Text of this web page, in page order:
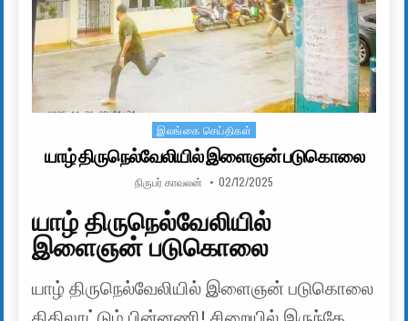
Posted in
இலங்கை செய்திகள்
யாழ் திருநெல்வேலியில் இளைஞன் படுகொலை
AUTHOR:
நிருபர் காவலன் PUBLISHED DATE:
02/12/2025
யாழ் திருநெல்வேலியில்
இளைஞன் படுகொலை
யாழ் திருநெல்வேலியில் இளைஞன் படுகொலை